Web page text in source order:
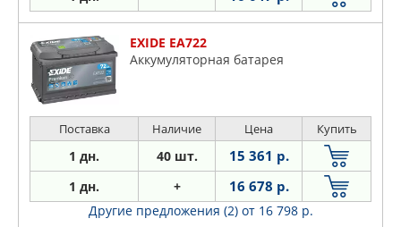
EXIDE EA722
Аккумуляторная батарея
Поставка Наличие Цена Купить
1 дн. 40 шт. 15 361 р.
1 дн. + 16 678 р.
Другие предложения (2) от 16 798 р.